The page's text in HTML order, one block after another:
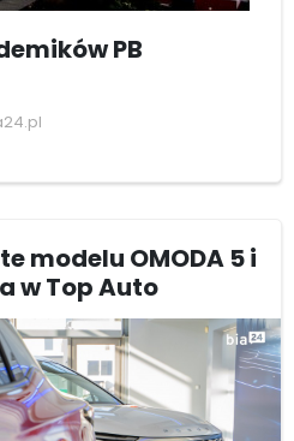
PB
modelu OMODA 5 i
w Top Auto